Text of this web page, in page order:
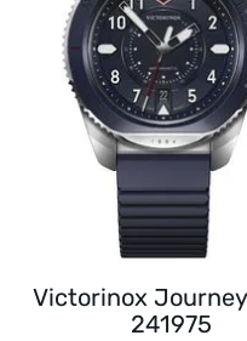
Victorinox
241975